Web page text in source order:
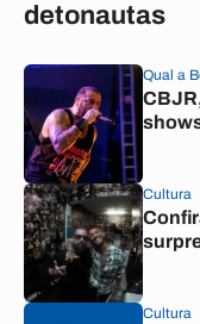
detonautas
Qual a
Cultura
Cultura